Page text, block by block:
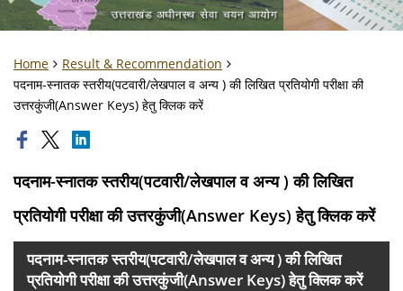
Home
Result & Recommendation
पदनाम-स्नातक स्तरीय(पटवारी/लेखपाल व अन्य ) की लिखित प्रतियोगी परीक्षा की
उत्तरकुंजी(Answer Keys) हेतु क्लिक करें
पदनाम-स्नातक स्तरीय(पटवारी/लेखपाल व अन्य ) की लिखित
प्रतियोगी परीक्षा की उत्तरकुंजी(Answer Keys) हेतु क्लिक करें
पदनाम-स्नातक स्तरीय(पटवारी/लेखपाल व अन्य ) की लिखित
प्रतियोगी परीक्षा की उत्तरकुंजी(Answer Keys) हेतु क्लिक करें